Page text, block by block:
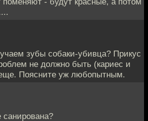
зубы собаки-убивца? Прикус
не должно быть (кариес и
Поясните уж любопытным.
санирована?